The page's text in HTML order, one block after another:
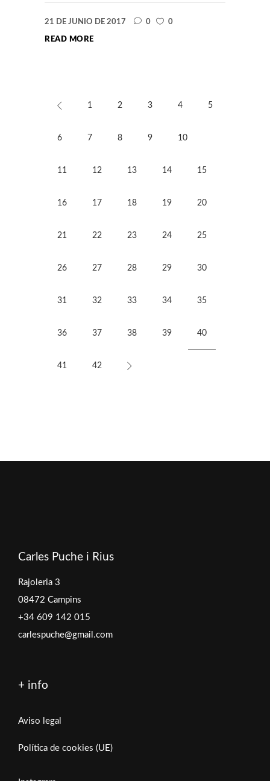
21 DE JUNIO DE 2017 0 0
READ MORE
1 2 3 4 5
6 7 8 9 10
11 12 13 14 15
16 17 18 19 20
21 22 23 24 25
26 27 28 29 30
31 32 33 34 35
36 37 38 39 40
41 42
Carles Puche i Rius
Rajoleria 3
08472 Campins
+34 609 142 015
carlespuche@gmail.com
+ info
Aviso legal
Política de cookies (UE)